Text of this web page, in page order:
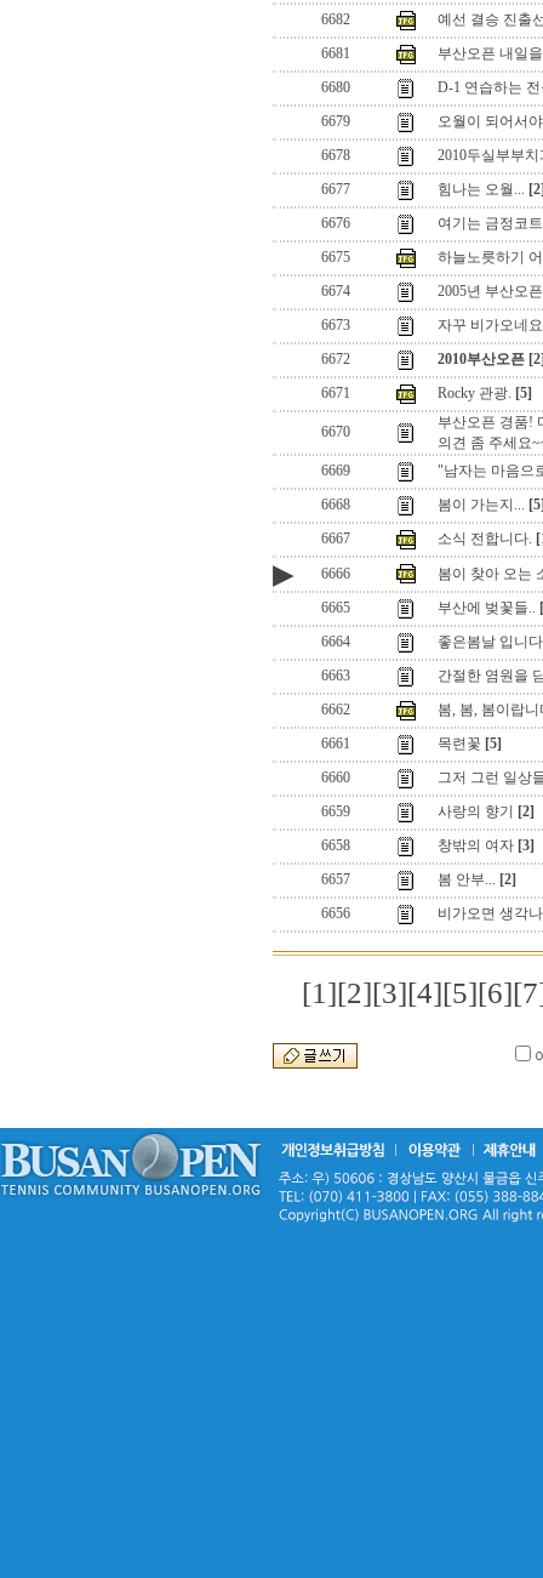
6682
예선 결승 진출
6681
부산오픈 내일
6680
D-1 연습하는
6679
오월이 되어서
6678
2010두실부부
6677
힘나는 오월...
6676
여기는 금정코
6675
하늘노릇하기
6674
2005년 부산오
6673
자꾸 비가오네
6672
2010부산오픈
6671
Rocky 관광. [5]
6670
부산오픈 경품!
의견 좀 주세요
6669
"남자는 마음으
6668
봄이 가는지...
6667
소식 전합니다.
▶ 6666
봄이 찾아 오는
6665
부산에 벚꽃들..
6664
좋은봄날 입니다
6663
간절한 염원을
6662
봄, 봄, 봄이랍니
6661
목련꽃 [5]
6660
그저 그런 일상
6659
사랑의 향기
[2]
6658
창밖의 여자 [3]
6657
봄 안부... [2]
6656
비가오면 생각
[1][2][3][4][5][6]